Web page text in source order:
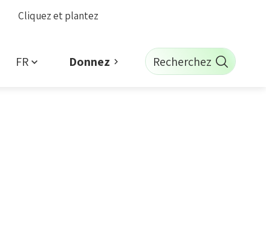
Cliquez et plantez
FR Donnez Recherchez